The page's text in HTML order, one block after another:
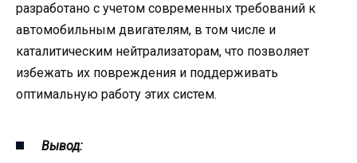
разработано с учетом современных требований к
автомобильным двигателям, в том числе и
каталитическим нейтрализаторам, что позволяет
избежать их повреждения и поддерживать
оптимальную работу этих систем.
Вывод: